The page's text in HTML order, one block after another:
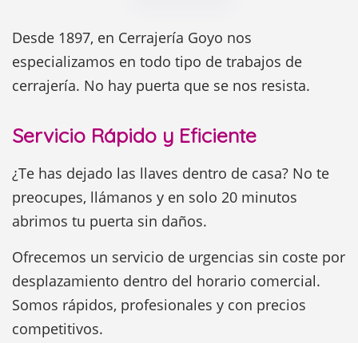
Desde 1897, en Cerrajería Goyo nos
especializamos en todo tipo de trabajos de
cerrajería. No hay puerta que se nos resista.
Servicio Rápido y Eficiente
¿Te has dejado las llaves dentro de casa? No te
preocupes, llámanos y en solo 20 minutos
abrimos tu puerta sin daños.
Ofrecemos un servicio de urgencias sin coste por
desplazamiento dentro del horario comercial.
Somos rápidos, profesionales y con precios
competitivos.